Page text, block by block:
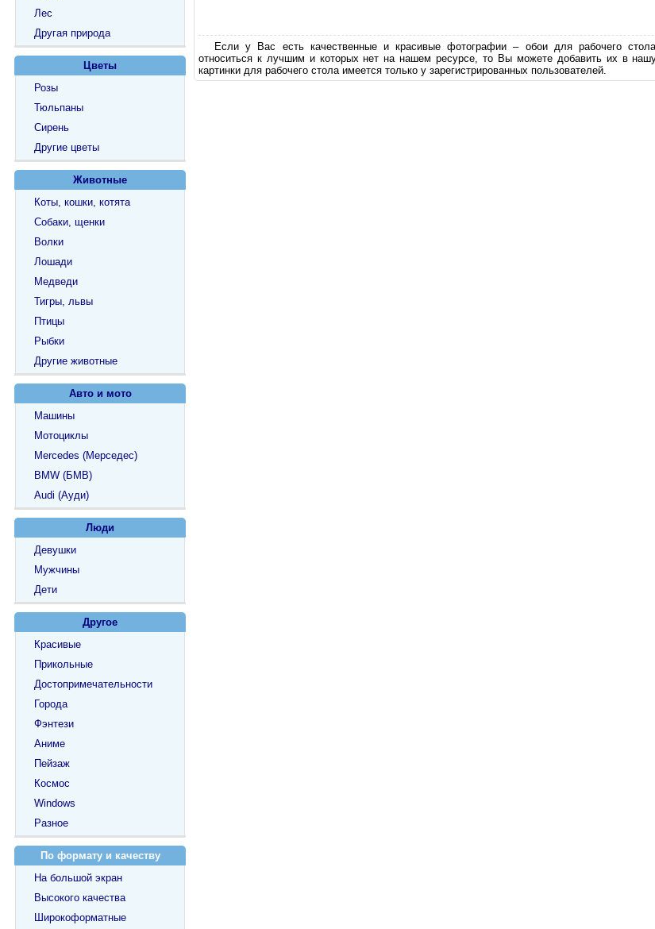
Если у Вас есть качественные и красивые фотографии – обои для рабочего
относиться к лучшим и которых нет на нашем ресурсе, то Вы можете добавить их в
картинки для рабочего стола имеется только у зарегистрированных пользователей.
Лес
Другая природа
Цветы
Розы
Тюльпаны
Сирень
Другие цветы
Животные
Коты, кошки, котята
Собаки, щенки
Волки
Лошади
Медведи
Тигры, львы
Птицы
Рыбки
Другие животные
Авто и мото
Машины
Мотоциклы
Mercedes (Мерседес)
BMW (БМВ)
Audi (Ауди)
Люди
Девушки
Мужчины
Дети
Другое
Красивые
Прикольные
Достопримечательности
Города
Фэнтези
Аниме
Пейзаж
Космос
Windows
Разное
По формату и качеству
На большой экран
Высокого качества
Широкоформатные